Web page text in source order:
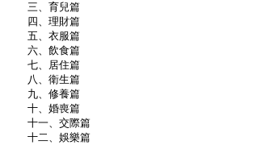
三、育兒篇
四、理財篇
五、衣服篇
六、飲食篇
七、居住篇
八、衛生篇
九、修養篇
十、婚喪篇
十一、交際篇
十二、娛樂篇